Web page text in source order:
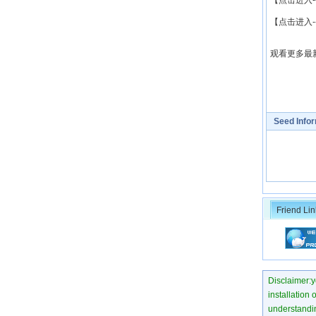
【点击进
观看更多最
Seed
Friend
installation